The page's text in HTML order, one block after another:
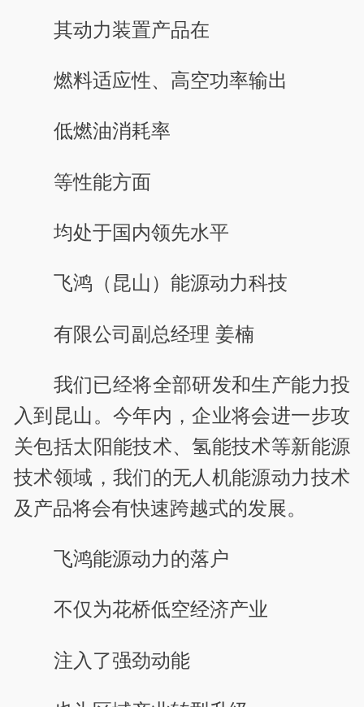
其动力装置产品在
燃料适应性、高空功率输出
低燃油消耗率
等性能方面
均处于国内领先水平
飞鸿（昆山）能源动力科技
有限公司副总经理 姜楠
我们已经将全部研发和生产能力投
入到昆山。今年内，企业将会进一步攻
关包括太阳能技术、氢能技术等新能源
技术领域，我们的无人机能源动力技术
及产品将会有快速跨越式的发展。
飞鸿能源动力的落户
不仅为花桥低空经济产业
注入了强劲动能